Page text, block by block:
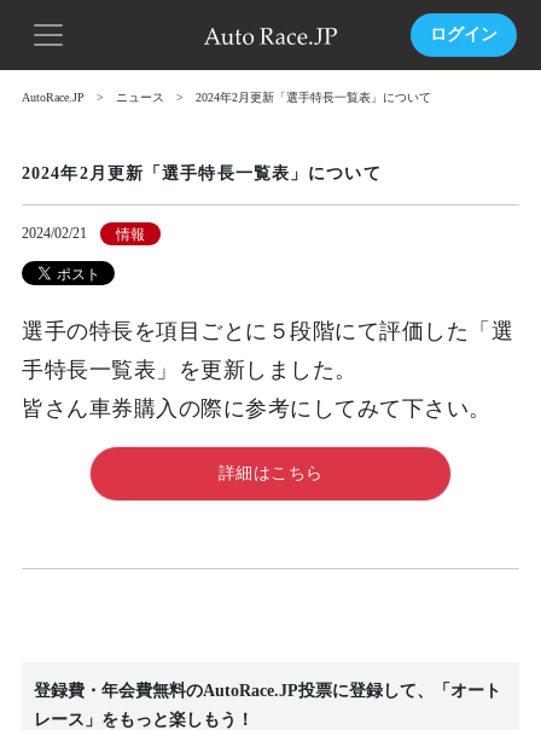
ログイン
AutoRace.JP ニュース 2024年2月更新「選手特長一覧表」について
2024年2月更新「選手特長一覧表」について
2024/02/21 情報
選手の特長を項目ごとに５段階にて評価した「選
手特長一覧表」を更新しました。
皆さん車券購入の際に参考にしてみて下さい。
詳細はこちら
登録費・年会費無料のAutoRace.JP投票に登録して、「オート
レース」をもっと楽しもう！